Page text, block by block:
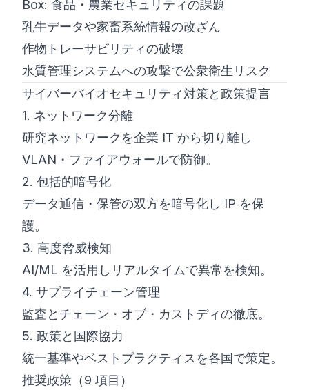
Box: 食品・農業セキュリティの課題
乳牛データや家畜系統情報の改ざん
作物トレーサビリティの破壊
水質管理システムへの攻撃で公衆衛生リスク
サイバーバイオセキュリティ対策と政策提言
1. ネットワーク分離
研究ネットワークを企業 IT から切り離し
VLAN・ファイアウォールで防御。
2. 包括的暗号化
データ通信・保管の双方を暗号化し IP を保
護。
3. 高度脅威検知
AI/ML を活用しリアルタイムで異常を検知。
4. サプライチェーン管理
監査とチェーン・オブ・カストディの徹底。
5. 政策と国際協力
統一基準やベストプラクティスを各国で策定。
推奨政策（9 項目）